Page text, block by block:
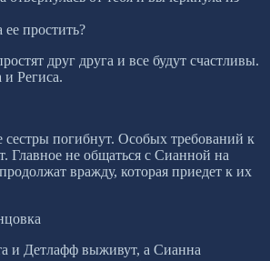
простить?
друг друга и все будут счастливы.
Региса.
погибнут. Особых требований к
Главное не общаться с Сианной на
вражду, которая приедет к их
и Детлафф выживут, а Сианна